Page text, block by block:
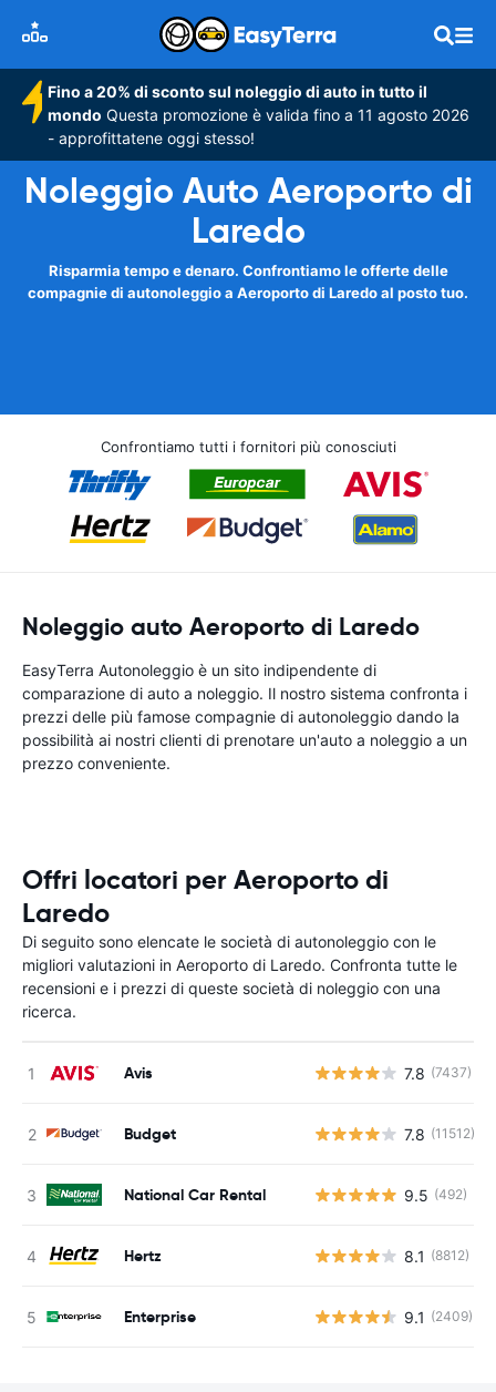
Fino a 20% di sconto sul noleggio di auto in tutto il
mondo Questa promozione è valida fino a 11 agosto 2026
- approfittatene oggi stesso!
Noleggio Auto Aeroporto di
Laredo
Risparmia tempo e denaro. Confrontiamo le offerte delle
compagnie di autonoleggio a Aeroporto di Laredo al posto tuo.
Confrontiamo tutti i fornitori più conosciuti
Noleggio auto Aeroporto di Laredo
EasyTerra Autonoleggio è un sito indipendente di
comparazione di auto a noleggio. Il nostro sistema confronta i
prezzi delle più famose compagnie di autonoleggio dando la
possibilità ai nostri clienti di prenotare un'auto a noleggio a un
prezzo conveniente.
Offri locatori per Aeroporto di
Laredo
Di seguito sono elencate le società di autonoleggio con le
migliori valutazioni in Aeroporto di Laredo. Confronta tutte le
recensioni e i prezzi di queste società di noleggio con una
ricerca.
Avis 7.8 (7437)
Budget 7.8 (11512)
National Car Rental 9.5 (492)
Hertz 8.1 (8812)
Enterprise 9.1 (2409)